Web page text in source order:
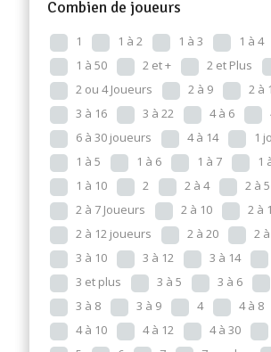
Combien de joueurs
1 1 à 2 1 à 3 1 à 4
1 à 50
2 et + 2 et Plus
2 ou 4 Joueurs
2 à 9 2 à
3 à 16
3 à 22 4 à 6
6 à 30 joueurs
4 à 14
1
1 à 5
1 à 6 1 à 7
1
1 à 10
2 2 à 4 2 à 5
2 à 7 Joueurs
2 à 10
2 à
2 à 12 joueurs
2 à 20 2
3 à 10
3 à 12 3 à 14
3 et plus
3 à 5 3 à 6
3 à 8
3 à 9 4 4 à 8
4 à 10
4 à 12 4 à 30